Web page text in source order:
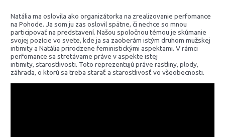
Natália ma oslovila ako organizátorka na zrealizovanie perfomance
na Pohode. Ja som ju zas oslovil spätne, či nechce so mnou
participovať na predstavení. Našou spoločnou témou je skúmanie
svojej pozície vo svete, kde ja sa zaoberám istým druhom mužskej
intimity a Natália prirodzene feministickými aspektami. V rámci
perfomance sa stretávame práve v aspekte istej
intimity, starostlivosti. Toto reprezentujú práve rastliny, plody,
záhrada, o ktorú sa treba starať a starostlivosť vo všeobecnosti.